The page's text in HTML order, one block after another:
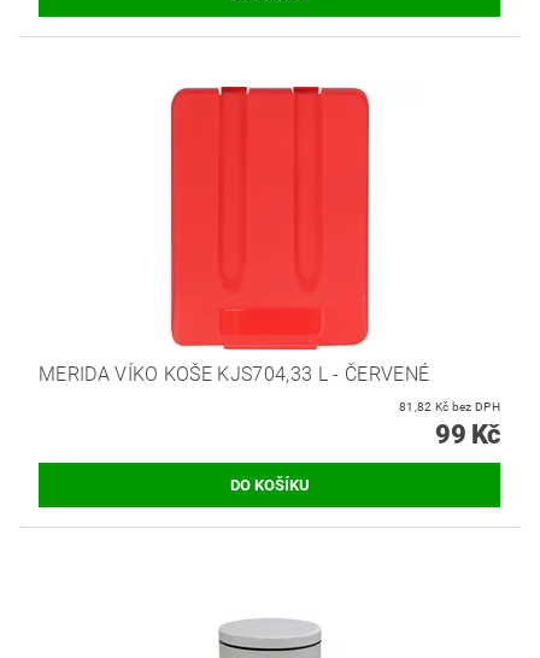
MERIDA VÍKO KOŠE KJS704,33 L - ČERVENÉ
81,82 Kč bez DPH
99 Kč